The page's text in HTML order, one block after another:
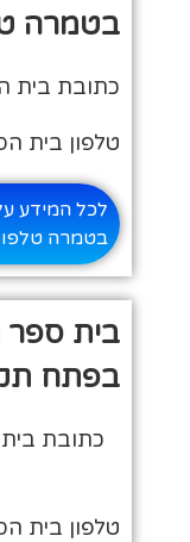
בטמרה
כתובת בית
טלפון בית הספר: 04-
לכל המידע
בטמרה טלפון
בית ספר
בפתח
כתובת
טלפון בית הספר: 03-